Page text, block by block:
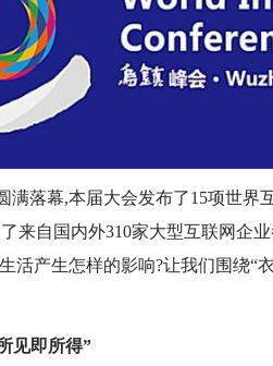
满落幕,本届大会发布了15项世界
来自国内外310家大型互联网企
活产生怎样的影响?让我们围绕“
见即所得”